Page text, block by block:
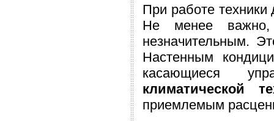
При работе техники
Не менее
незначительным.
Настенным
касающиеся
климатической
приемлемым